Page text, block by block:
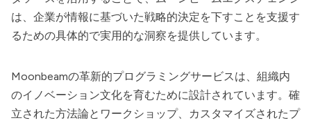
は、企業が情報に基づいた戦略的決定を下すことを支援す
るための具体的で実用的な洞察を提供しています。
Moonbeamの革新的プログラミングサービスは、組織内
のイノベーション文化を育むために設計されています。確
立された方法論とワークショップ、カスタマイズされたプ